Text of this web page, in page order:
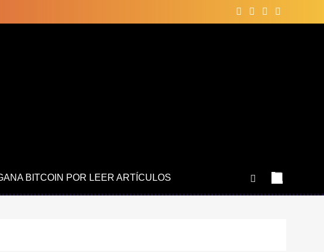
BITCOIN POR LEER ARTÍCULOS